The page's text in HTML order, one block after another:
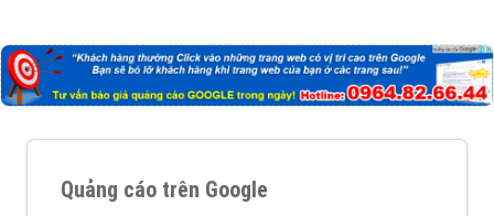
Quảng cáo trên Google